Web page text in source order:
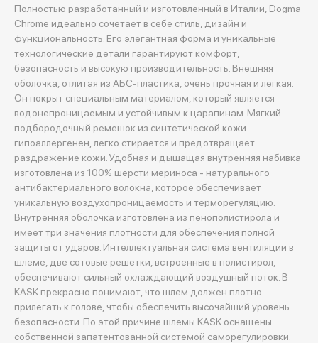
Полностью разработанный и изготовленный в Италии, Dogma
Chrome идеально сочетает в себе стиль, дизайн и
функциональность. Его элегантная форма и уникальные
технологические детали гарантируют комфорт,
безопасность и высокую производительность. Внешняя
оболочка, отлитая из АБС-пластика, очень прочная и легкая.
Он покрыт специальным материалом, который является
водонепроницаемым и устойчивым к царапинам. Мягкий
подбородочный ремешок из синтетической кожи
гипоаллергенен, легко стирается и предотвращает
раздражение кожи. Удобная и дышащая внутренняя набивка
изготовлена из 100% шерсти мериноса - натурального
антибактериального волокна, которое обеспечивает
уникальную воздухопроницаемость и терморегуляцию.
Внутренняя оболочка изготовлена из пенополистирола и
имеет три значения плотности для обеспечения полной
защиты от ударов. Интеллектуальная система вентиляции в
шлеме, две сотовые решетки, встроенные в полистирол,
обеспечивают сильный охлаждающий воздушный поток. В
KASK прекрасно понимают, что шлем должен плотно
прилегать к голове, чтобы обеспечить высочайший уровень
безопасности. По этой причине шлемы KASK оснащены
собственной запатентованной системой саморегулировки.